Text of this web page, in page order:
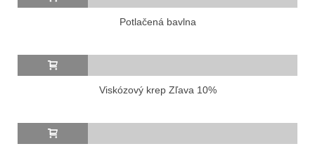
Potlačená bavlna
Viskózový krep Zľava 10%